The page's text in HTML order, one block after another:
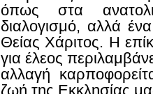
όπως στα
διαλογισμό, αλλά
Θείας Χάριτος. Η
για έλεος
αλλαγή
ζωή της Εκκλησίας